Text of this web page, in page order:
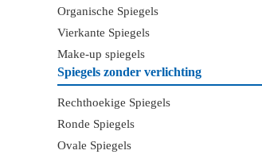
Organische Spiegels
Vierkante Spiegels
Make-up spiegels
Spiegels zonder verlichting
Rechthoekige Spiegels
Ronde Spiegels
Ovale Spiegels